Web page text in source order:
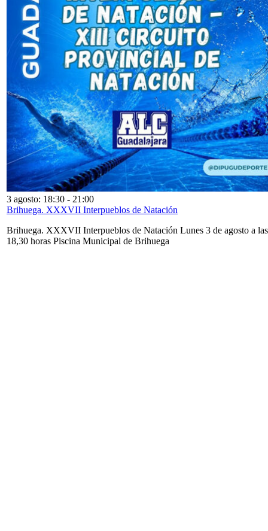
3 agosto: 18:30 - 21:00
Brihuega. XXXVII Interpueblos de Natación
Brihuega. XXXVII Interpueblos de Natación Lunes 3 de agosto a las
18,30 horas Piscina Municipal de Brihuega